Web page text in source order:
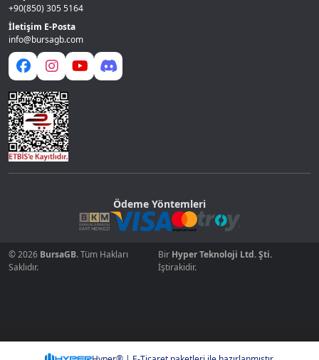
+90(850) 305 5164
İletişim E-Posta
info@bursagb.com
Ödeme Yöntemleri
© 2026 BursaGB. Tüm Hakları
Saklıdır.
Bir Hyper Teknoloji Ltd. Şti.
İştirakidir.